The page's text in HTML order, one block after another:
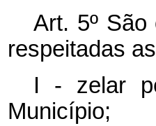
Art. 5º
respeitadas
I - zelar
Município;